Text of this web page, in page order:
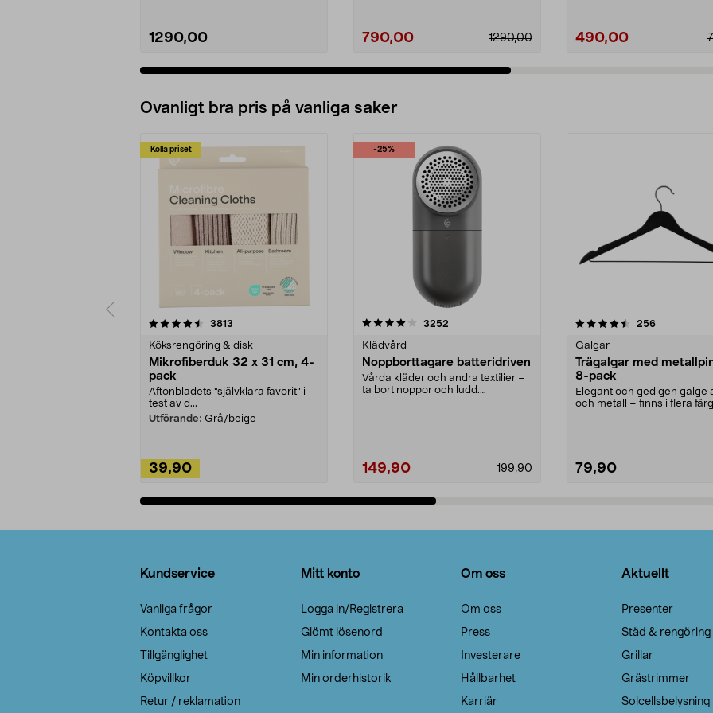
1290,00 790,00 1290,00 490,00
Ovanligt bra pris på vanliga saker
Kolla priset
3813
Köksrengöring & disk
Mikrofiberduk 32 x 31 cm, 4-
pack
Aftonbladets "självklara favorit” i
test av d...
Utförande: Grå/beige
39,90
-25%
4.0av 5 stjärnor 3252
Klädvård
Noppborttagare batteridriven
Vårda kläder och andra textilier –
ta bort noppor och ludd.
199,90
149,90
4.5av 5 stjärnor 256recensioner
Galgar
Trägalgar med
8-pack
Elegant och gedigen galge
och metall – finns i flera
79,90
4.0av 5 stjärnor
Kundservice
Vanliga frågor
Kontakta oss
Tillgänglighet
Köpvillkor
Retur / reklamation
Mitt konto
Logga in/Registrera
Glömt lösenord
Min information
Min orderhistorik
Om oss
Om oss
Press
Investerare
Hållbarhet
Karriär
Aktuellt
Presenter
Städ & rengöring
Grillar
Grästrimmer
Solcellsbelysning